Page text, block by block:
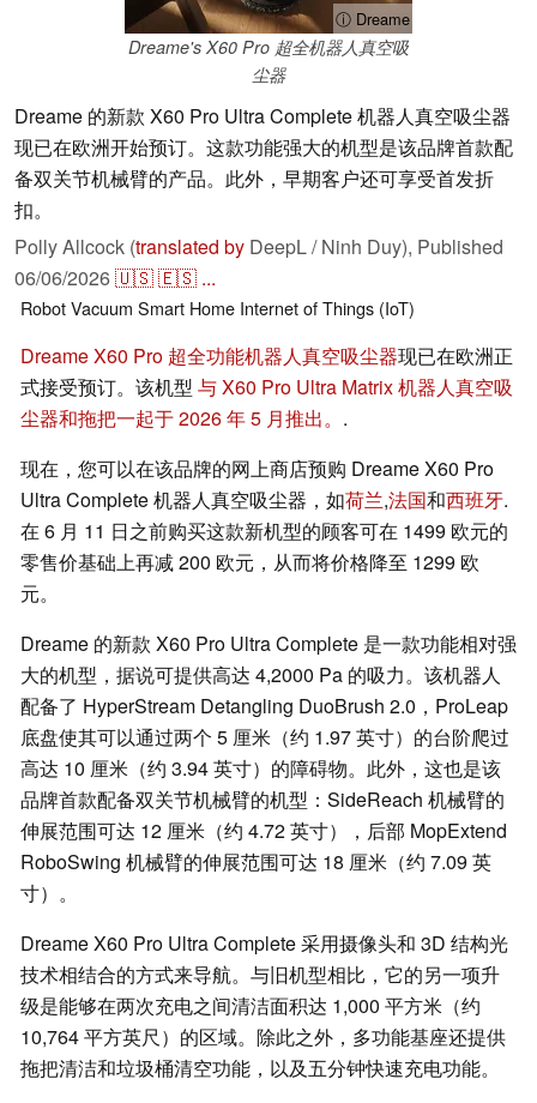
ⓘ Dreame
Dreame's X60 Pro 超全机器人真空吸
尘器
Dreame 的新款 X60 Pro Ultra Complete 机器人真空吸尘器
现已在欧洲开始预订。这款功能强大的机型是该品牌首款配
备双关节机械臂的产品。此外，早期客户还可享受首发折
扣。
Polly Allcock (translated by DeepL / Ninh Duy), Published
06/06/2026🇺🇸🇪🇸 ...
Robot Vacuum Smart Home Internet of Things (IoT)
Dreame X60 Pro 超全功能机器人真空吸尘器现已在欧洲正
式接受预订。该机型 与 X60 Pro Ultra Matrix 机器人真空吸
尘器和拖把一起于 2026 年 5 月推出。 .
现在，您可以在该品牌的网上商店预购 Dreame X60 Pro
Ultra Complete 机器人真空吸尘器，如荷兰,法国和西班牙.
在 6 月 11 日之前购买这款新机型的顾客可在 1499 欧元的
零售价基础上再减 200 欧元，从而将价格降至 1299 欧
元。
Dreame 的新款 X60 Pro Ultra Complete 是一款功能相对强
大的机型，据说可提供高达 4,2000 Pa 的吸力。该机器人
配备了 HyperStream Detangling DuoBrush 2.0，ProLeap
底盘使其可以通过两个 5 厘米（约 1.97 英寸）的台阶爬过
高达 10 厘米（约 3.94 英寸）的障碍物。此外，这也是该
品牌首款配备双关节机械臂的机型：SideReach 机械臂的
伸展范围可达 12 厘米（约 4.72 英寸），后部 MopExtend
RoboSwing 机械臂的伸展范围可达 18 厘米（约 7.09 英
寸）。
Dreame X60 Pro Ultra Complete 采用摄像头和 3D 结构光
技术相结合的方式来导航。与旧机型相比，它的另一项升
级是能够在两次充电之间清洁面积达 1,000 平方米（约
10,764 平方英尺）的区域。除此之外，多功能基座还提供
拖把清洁和垃圾桶清空功能，以及五分钟快速充电功能。